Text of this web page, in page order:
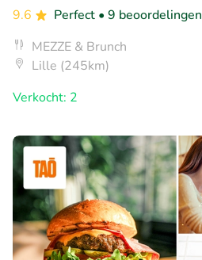
9.6 Perfect • 9 beoordelingen
MEZZE & Brunch
Lille (245km)
Verkocht: 2